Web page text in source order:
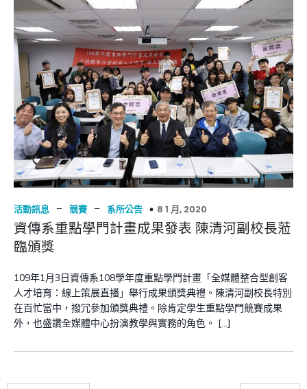
活動訊息 – 競賽 – 系所公告 8 1 月, 2020
資傳系重點學門計畫成果發表 陳清河副校長蒞
臨頒獎
109年1月3日資傳系108學年度重點學門計畫「全媒體整合型創客
人才培育：線上策展直播」舉行成果頒獎典禮。陳清河副校長特別
在百忙當中，撥冗參加頒獎典禮。除肯定學生重點學門競賽成果
外，也盛讚全媒體中心扮演教學與實務的角色。 […]